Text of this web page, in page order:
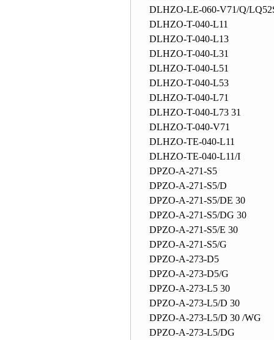
DLHZO-LE-060-V71/Q/
DLHZO-T-040-L11
DLHZO-T-040-L13
DLHZO-T-040-L31
DLHZO-T-040-L51
DLHZO-T-040-L53
DLHZO-T-040-L71
DLHZO-T-040-L73 31
DLHZO-T-040-V71
DLHZO-TE-040-L11
DLHZO-TE-040-L11/I
DPZO-A-271-S5
DPZO-A-271-S5/D
DPZO-A-271-S5/DE 30
DPZO-A-271-S5/DG 30
DPZO-A-271-S5/E 30
DPZO-A-271-S5/G
DPZO-A-273-D5
DPZO-A-273-D5/G
DPZO-A-273-L5 30
DPZO-A-273-L5/D 30
DPZO-A-273-L5/D 30 /WG
DPZO-A-273-L5/DG